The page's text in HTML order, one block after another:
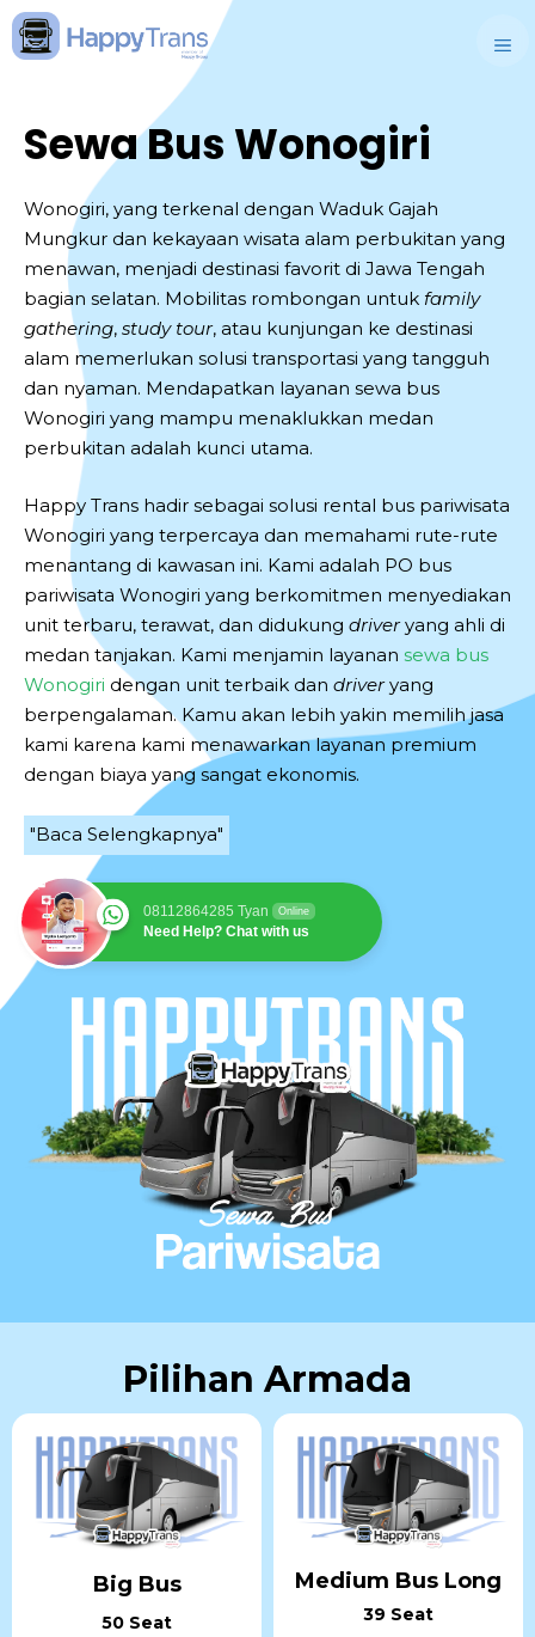
Skip
to
Sewa Bus Wonogiri
Wonogiri, yang terkenal dengan Waduk Gajah
Mungkur dan kekayaan wisata alam perbukitan yang
menawan, menjadi destinasi favorit di Jawa Tengah
bagian selatan. Mobilitas rombongan untuk family
gathering, study tour, atau kunjungan ke destinasi
alam memerlukan solusi transportasi yang tangguh
dan nyaman. Mendapatkan layanan sewa bus
Wonogiri yang mampu menaklukkan medan
perbukitan adalah kunci utama.
Happy Trans hadir sebagai solusi rental bus pariwisata
Wonogiri yang terpercaya dan memahami rute-rute
menantang di kawasan ini. Kami adalah PO bus
pariwisata Wonogiri yang berkomitmen menyediakan
unit terbaru, terawat, dan didukung driveryang ahli di
medan tanjakan. Kami menjamin layanan sewa bus
Wonogiri dengan unit terbaik dan driveryang
berpengalaman. Kamu akan lebih yakin memilih jasa
kami karena kami menawarkan layanan premium
dengan biaya yang sangat ekonomis.
"Baca Selengkapnya"
08112864285 Tyan Online
Need Help? Chat with us
Pilihan Armada
Big Bus
50 Seat
Medium Bus Long
39 Seat